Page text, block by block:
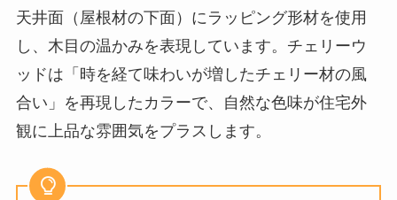
天井面（屋根材の下面）にラッピング形材を使用
し、木目の温かみを表現しています。チェリーウ
ッドは「時を経て味わいが増したチェリー材の風
合い」を再現したカラーで、自然な色味が住宅外
観に上品な雰囲気をプラスします。